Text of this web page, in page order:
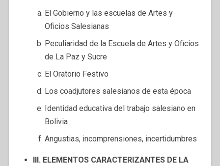
El Gobierno y las escuelas de Artes y
Oficios Salesianas
Peculiaridad de la Escuela de Artes y Oficios
de La Paz y Sucre
El Oratorio Festivo
Los coadjutores salesianos de esta época
Identidad educativa del trabajo salesiano en
Bolivia
Angustias, incomprensiones, incertidumbres
III. ELEMENTOS CARACTERIZANTES DE LA